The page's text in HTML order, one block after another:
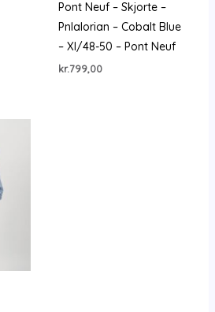
Pont Neuf – Skjorte –
Pnlalorian – Cobalt Blue
– Xl/48-50 – Pont Neuf
kr.799,00